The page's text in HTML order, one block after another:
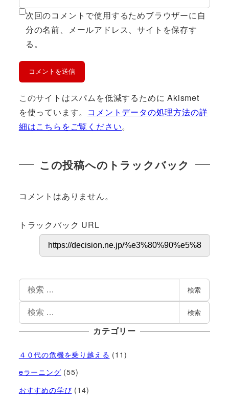
次回のコメントで使用するためブラウザーに自
分の名前、メールアドレス、サイトを保存す
る。
このサイトはスパムを低減するために Akismet
を使っています。 コメントデータの処理方法の詳
細はこちらをご覧ください。
この投稿へのトラックバック
コメントはありません。
トラックバック URL
検索
検索
カテゴリー
４０代の危機を乗り越える (11)
eラーニング (55)
おすすめの学び (14)